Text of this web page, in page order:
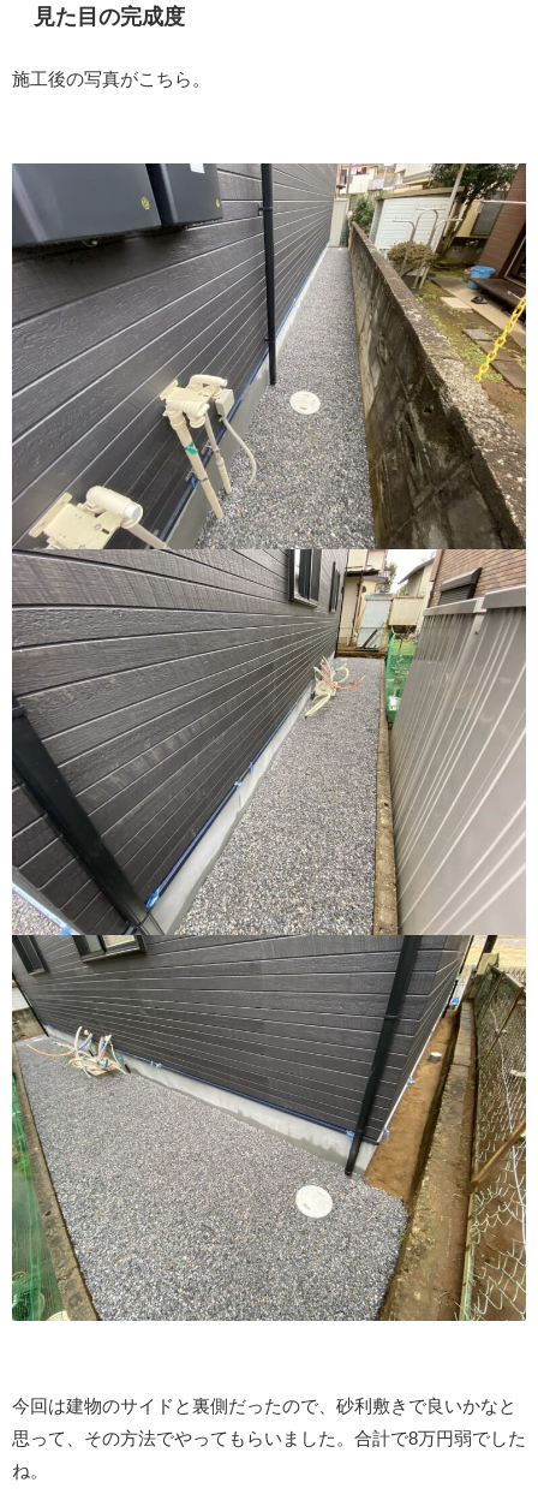
見た目の完成度
施工後の写真がこちら。
今回は建物のサイドと裏側だったので、砂利敷きで良いかなと
思って、その方法でやってもらいました。合計で8万円弱でした
ね。